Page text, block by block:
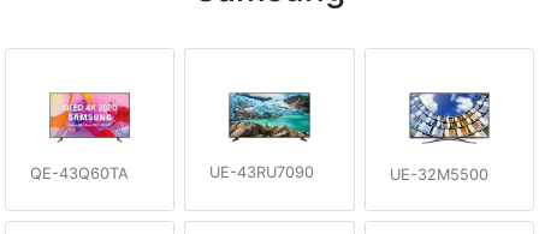
QE-43Q60TA UE-43RU7090 UE-32M5500